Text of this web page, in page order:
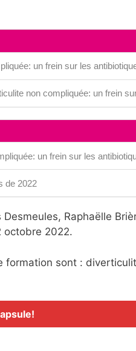
un frein sur les
non compliquée: un frein
un frein sur les
de 2022
Raphaëlle
octobre 2022.
formation sont :